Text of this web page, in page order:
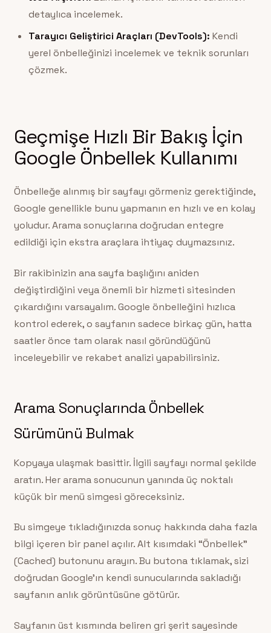
detaylıca incelemek.
Tarayıcı Geliştirici Araçları (DevTools): Kendi
yerel önbelleğinizi incelemek ve teknik sorunları
çözmek.
Geçmişe Hızlı Bir Bakış İçin
Google Önbellek Kullanımı
Önbelleğe alınmış bir sayfayı görmeniz gerektiğinde,
Google genellikle bunu yapmanın en hızlı ve en kolay
yoludur. Arama sonuçlarına doğrudan entegre
edildiği için ekstra araçlara ihtiyaç duymazsınız.
Bir rakibinizin ana sayfa başlığını aniden
değiştirdiğini veya önemli bir hizmeti sitesinden
çıkardığını varsayalım. Google önbelleğini hızlıca
kontrol ederek, o sayfanın sadece birkaç gün, hatta
saatler önce tam olarak nasıl göründüğünü
inceleyebilir ve rekabet analizi yapabilirsiniz.
Arama Sonuçlarında Önbellek
Sürümünü Bulmak
Kopyaya ulaşmak basittir. İlgili sayfayı normal şekilde
aratın. Her arama sonucunun yanında üç noktalı
küçük bir menü simgesi göreceksiniz.
Bu simgeye tıkladığınızda sonuç hakkında daha fazla
bilgi içeren bir panel açılır. Alt kısımdaki “Önbellek”
(Cached) butonunu arayın. Bu butona tıklamak, sizi
doğrudan Google’ın kendi sunucularında sakladığı
sayfanın anlık görüntüsüne götürür.
Sayfanın üst kısmında beliren gri şerit sayesinde